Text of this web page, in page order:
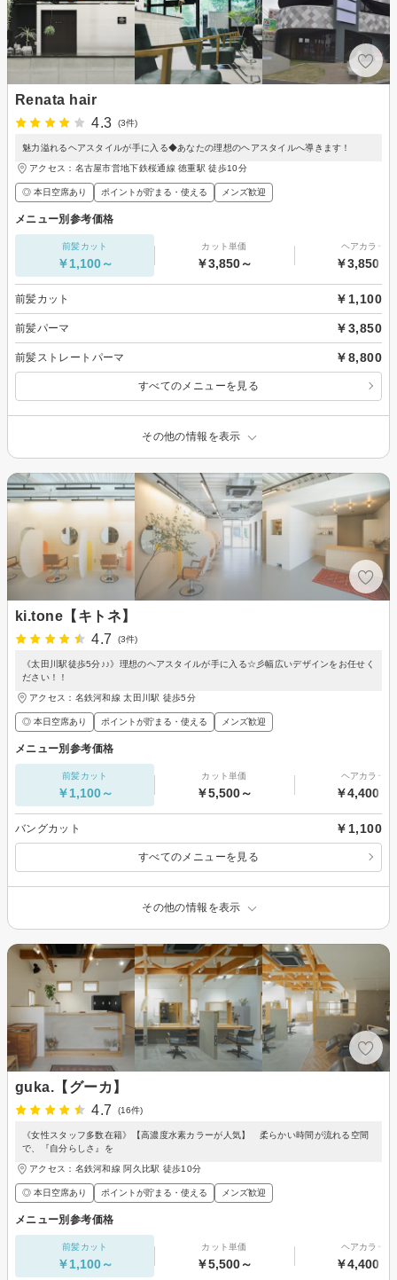
Renata hair
4.3
(3件)
魅力溢れるヘアスタイルが手に入る◆あなたの理想のヘアスタイルへ導きます！
アクセス：名古屋市営地下鉄桜通線 徳重駅 徒歩10分
◎ 本日空席あり ポイントが貯まる・使える メンズ歓迎
メニュー別参考価格
前髪カット
￥1,100～
カット単価
￥3,850～
ヘアカラー
￥3,850～
前髪カット ￥1,100
前髪パーマ ￥3,850
前髪ストレートパーマ ￥8,800
すべてのメニューを見る
その他の情報を表示
ki.tone【キトネ】
4.7
(3件)
《太田川駅徒歩5分♪♪》理想のヘアスタイルが手に入る☆彡幅広いデザインをお任せく
ださい！！
アクセス：名鉄河和線 太田川駅 徒歩5分
◎ 本日空席あり ポイントが貯まる・使える メンズ歓迎
メニュー別参考価格
前髪カット
￥1,100～
カット単価
￥5,500～
ヘアカラー
￥4,400～
バングカット ￥1,100
すべてのメニューを見る
その他の情報を表示
guka.【グーカ】
4.7
(16件)
《女性スタッフ多数在籍》【高濃度水素カラーが人気】 柔らかい時間が流れる空間
で、『自分らしさ』を
アクセス：名鉄河和線 阿久比駅 徒歩10分
◎ 本日空席あり ポイントが貯まる・使える メンズ歓迎
メニュー別参考価格
前髪カット
￥1,100～
カット単価
￥5,500～
ヘアカラー
￥4,400～